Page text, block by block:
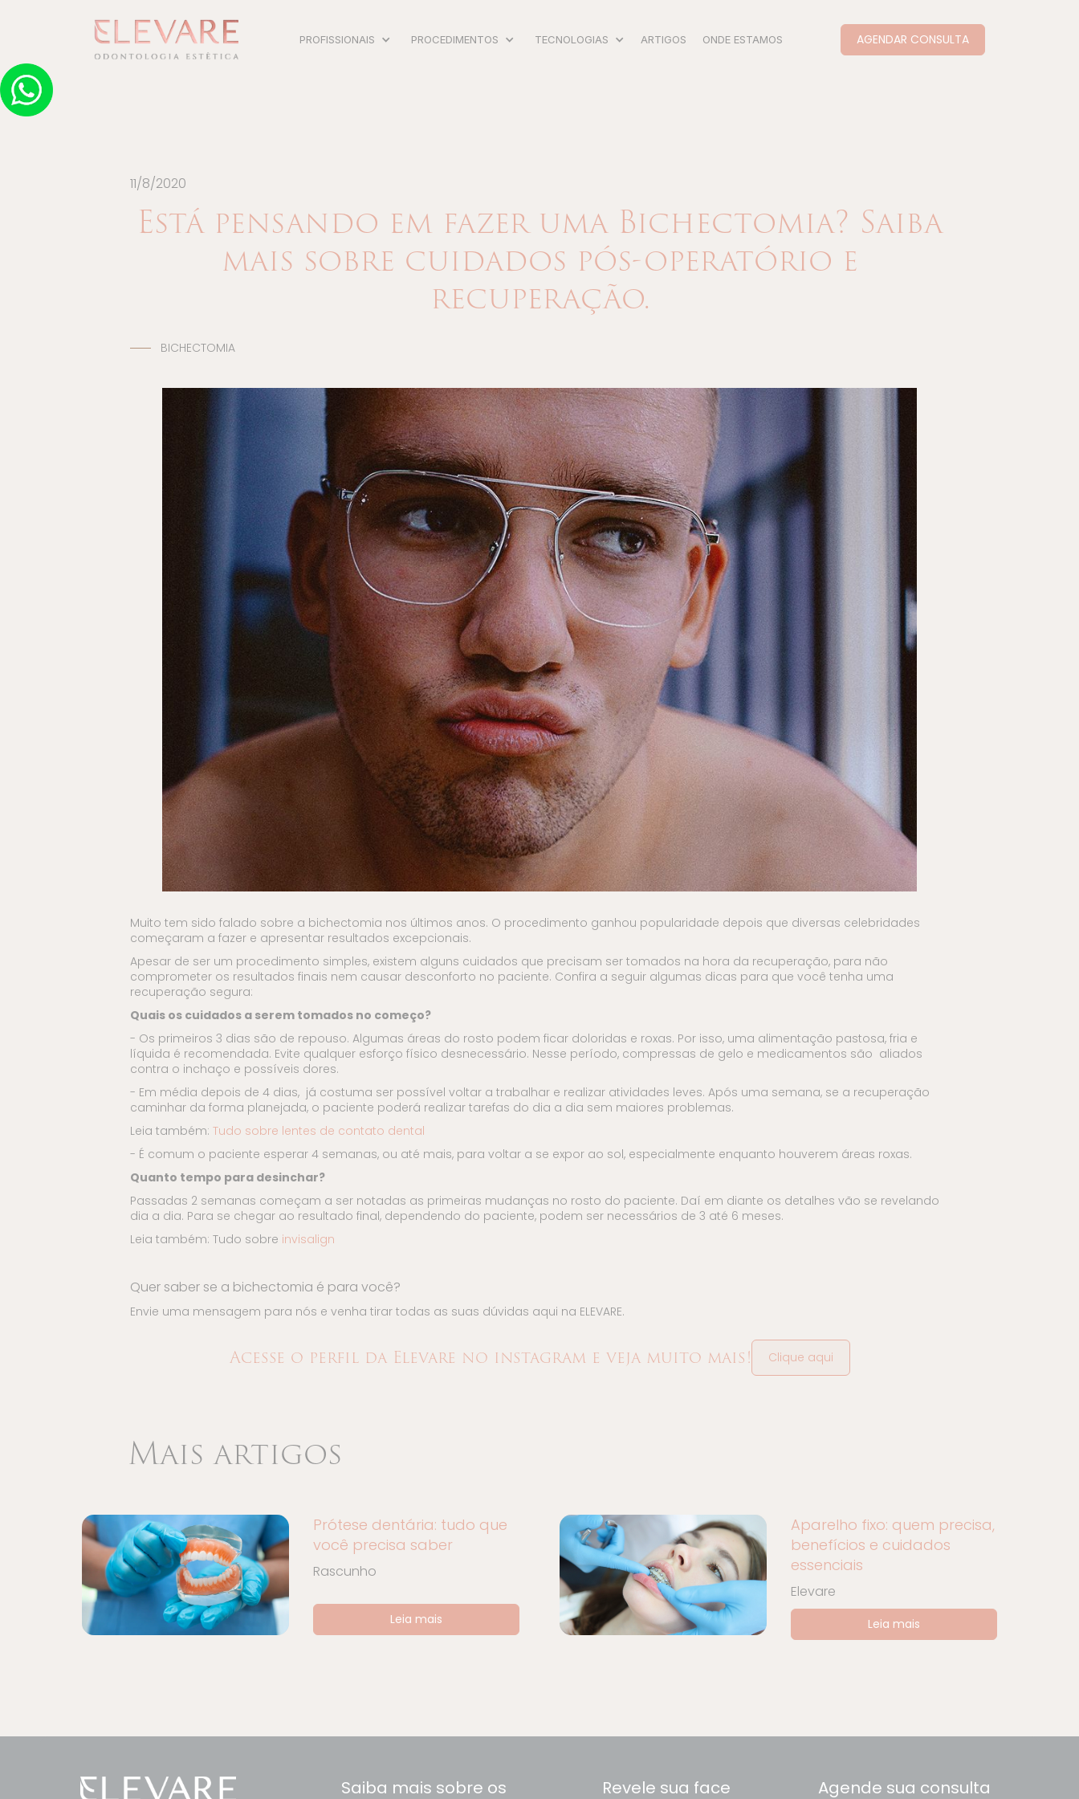
PROFISSIONAIS PROCEDIMENTOS TECNOLOGIAS ARTIGOS ONDE ESTAMOS AGENDAR CONSULTA
11/8/2020
Está pensando em fazer uma Bichectomia? Saiba
mais sobre cuidados pós-operatório e
recuperação.
BICHECTOMIA
Muito tem sido falado sobre a bichectomia nos últimos anos. O procedimento ganhou popularidade depois que diversas celebridades
começaram a fazer e apresentar resultados excepcionais.
Apesar de ser um procedimento simples, existem alguns cuidados que precisam ser tomados na hora da recuperação, para não
comprometer os resultados finais nem causar desconforto no paciente. Confira a seguir algumas dicas para que você tenha uma
recuperação segura:
Quais os cuidados a serem tomados no começo?
- Os primeiros 3 dias são de repouso. Algumas áreas do rosto podem ficar doloridas e roxas. Por isso, uma alimentação pastosa, fria e
líquida é recomendada. Evite qualquer esforço físico desnecessário. Nesse período, compressas de gelo e medicamentos são aliados
contra o inchaço e possíveis dores.
- Em média depois de 4 dias, já costuma ser possível voltar a trabalhar e realizar atividades leves. Após uma semana, se a recuperação
caminhar da forma planejada, o paciente poderá realizar tarefas do dia a dia sem maiores problemas.
Leia também: Tudo sobre lentes de contato dental
- É comum o paciente esperar 4 semanas, ou até mais, para voltar a se expor ao sol, especialmente enquanto houverem áreas roxas.
Quanto tempo para desinchar?
Passadas 2 semanas começam a ser notadas as primeiras mudanças no rosto do paciente. Daí em diante os detalhes vão se revelando
dia a dia. Para se chegar ao resultado final, dependendo do paciente, podem ser necessários de 3 até 6 meses.
Leia também: Tudo sobre invisalign
Quer saber se a bichectomia é para você?
Envie uma mensagem para nós e venha tirar todas as suas dúvidas aqui na ELEVARE.
Acesse o perfil da Elevare no instagram e veja muito mais! Clique aqui
Mais artigos
Prótese dentária: tudo que
você precisa saber
Rascunho
Leia mais
Aparelho fixo: quem precisa,
benefícios e cuidados
essenciais
Elevare
Leia mais
Saiba mais sobre os
Revele sua face
Agende sua consulta